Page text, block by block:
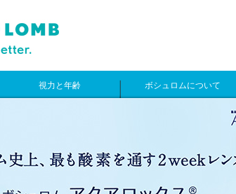
視力と年齢 ボシュロムについて